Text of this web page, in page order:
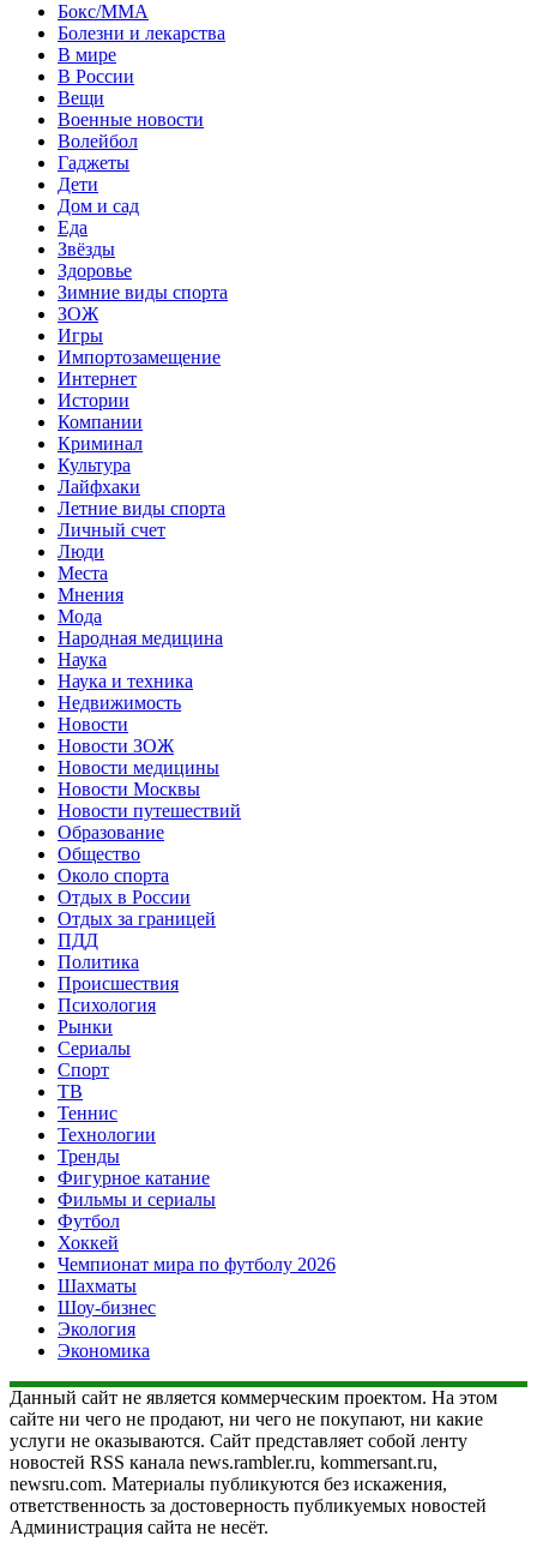
Бокс/MMA
Болезни и лекарства
В мире
В России
Вещи
Военные новости
Волейбол
Гаджеты
Дети
Дом и сад
Еда
Звёзды
Здоровье
Зимние виды спорта
ЗОЖ
Игры
Импортозамещение
Интернет
Истории
Компании
Криминал
Культура
Лайфхаки
Летние виды спорта
Личный счет
Люди
Места
Мнения
Мода
Народная медицина
Наука
Наука и техника
Недвижимость
Новости
Новости ЗОЖ
Новости медицины
Новости Москвы
Новости путешествий
Образование
Общество
Около спорта
Отдых в России
Отдых за границей
ПДД
Политика
Происшествия
Психология
Рынки
Сериалы
Спорт
ТВ
Теннис
Технологии
Тренды
Фигурное катание
Фильмы и сериалы
Футбол
Хоккей
Чемпионат мира по футболу 2026
Шахматы
Шоу-бизнес
Экология
Экономика
Данный сайт не является коммерческим проектом. На этом
сайте ни чего не продают, ни чего не покупают, ни какие
услуги не оказываются. Сайт представляет собой ленту
новостей RSS канала news.rambler.ru, kommersant.ru,
newsru.com. Материалы публикуются без искажения,
ответственность за достоверность публикуемых новостей
Администрация сайта не несёт.